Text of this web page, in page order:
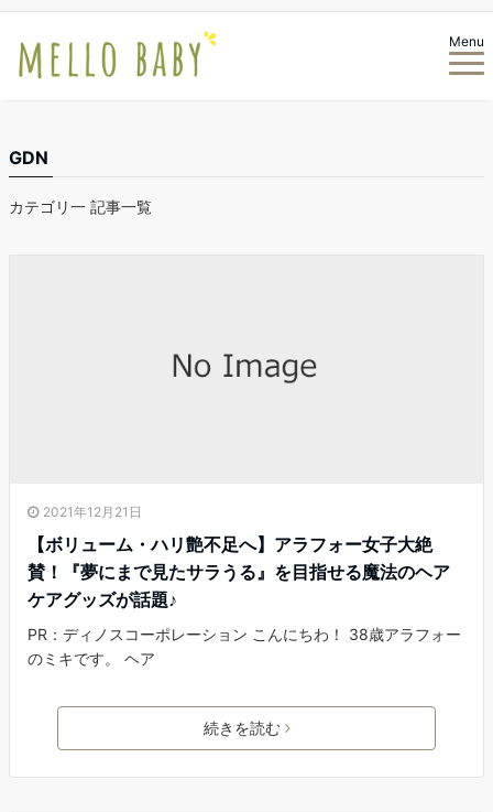
Menu
GDN
カテゴリ一 記事一覧
2021年12月21日
【ボリューム・ハリ艶不足へ】アラフォー女子大絶
賛！『夢にまで見たサラうる』を目指せる魔法のヘア
ケアグッズが話題♪
PR：ディノスコーポレーション こんにちわ！ 38歳アラフォー
のミキです。 ヘア
続きを読む